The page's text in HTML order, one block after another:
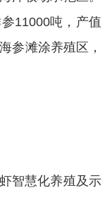
11000吨，产值
参滩涂养殖区，
智慧化养殖及示